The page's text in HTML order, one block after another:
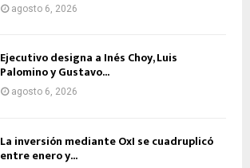
agosto 6, 2026
Ejecutivo designa a Inés Choy, Luis
Palomino y Gustavo...
agosto 6, 2026
La inversión mediante OxI se cuadruplicó
entre enero y...